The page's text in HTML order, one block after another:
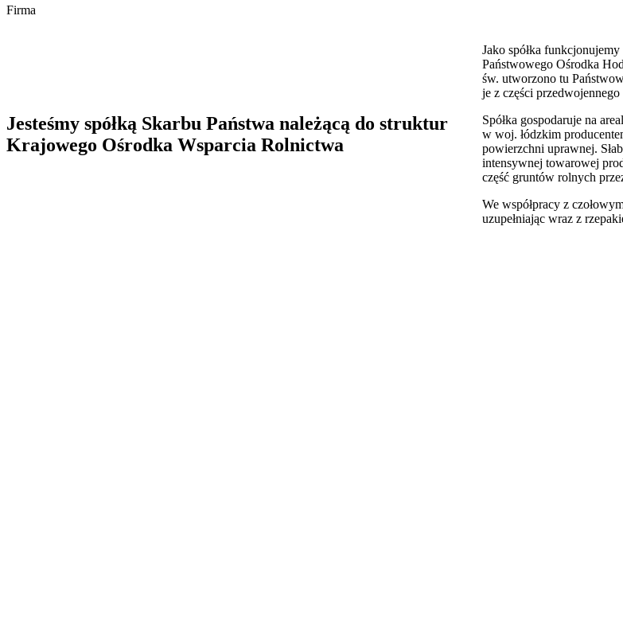
Firma
Jesteśmy spółką Skarbu Państwa należącą do struktur
Krajowego Ośrodka Wsparcia Rolnictwa
Jako spółka
Państwowego Ośrodka
św. utworzono tu
je z części
Spółka gospodaruje na
w woj. łódzkim
powierzchni uprawnej.
intensywnej towarowej
część gruntów rolnych
We współpracy z
uzupełniając wraz z